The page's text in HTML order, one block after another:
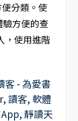
分類。使
方便的查
，使用進階